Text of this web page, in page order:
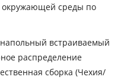
окружающей среды по
встраиваемый
распределение
сборка (Чехия/